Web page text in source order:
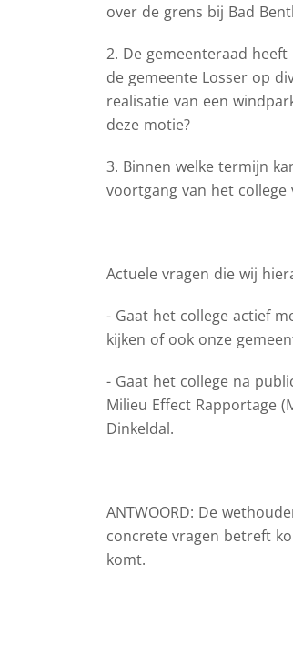
over de grens bij Bad
2. De gemeenteraad
de gemeente Losser op
realisatie van een
deze motie?
3. Binnen welke termijn
voortgang van het
Actuele vragen die wij
- Gaat het college actief
kijken of ook onze
- Gaat het college na
Milieu Effect Rapportage
Dinkeldal.
ANTWOORD: De
concrete vragen betreft
komt.